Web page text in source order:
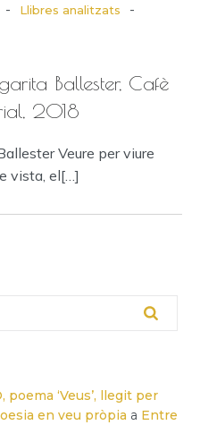
- Llibres analitzats -
Ballester, Cafè
2018
Veure per viure
vista, el[…]
poema ‘Veus’, llegit per
en veu pròpia a Entre